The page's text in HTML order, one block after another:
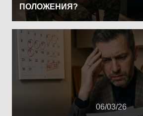
ПОЛОЖЕНИЯ?
06/03/26